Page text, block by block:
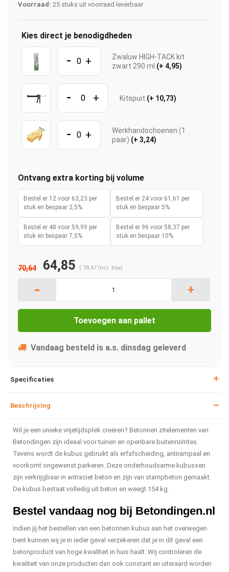
Voorraad: 25 stuks uit voorraad leverbaar
Kies direct je benodigdheden
- +
Zwaluw HIGH-TACK kit
zwart 290 ml (+ 4,95)
- + Kitspuit (+ 10,73)
- +
Werkhandschoenen (1
paar) (+ 3,24)
Ontvang extra korting bij volume
Bestel er 12 voor 63,23 per
stuk en bespaar 2,5%
Bestel er 24 voor 61,61 per
stuk en bespaar 5%
Bestel er 48 voor 59,99 per
stuk en bespaar 7,5%
Bestel er 96 voor 58,37 per
stuk en bespaar 10%
70,64 64,85 ( 78,47 Incl. btw)
- +
Toevoegen aan pallet
Vandaag besteld is a.s. dinsdag geleverd
Specificaties
Beschrijving
Wil je een unieke vrijetijdsplek creëren? Betonnen zitelementen van
Betondingen zijn ideaal voor tuinen en openbare buitenruimtes.
Tevens wordt de kubus gebruikt als erfafscheiding, antirampaal en
voorkomt ongewenst parkeren. Deze onderhoudsarme kubussen
zijn verkrijgbaar in antraciet beton en zijn van stampbeton gemaakt.
De kubus bestaat volledig uit beton en weegt 154 kg.
Bestel vandaag nog bij Betondingen.nl
Indien jij het bestellen van een betonnen kubus aan het overwegen
bent kunnen wij je in ieder geval verzekeren dat je in dit geval een
betonproduct van hoge kwaliteit in huis haalt. Wij controleren de
kwaliteit van onze producten dan ook constant en uiteraard worden